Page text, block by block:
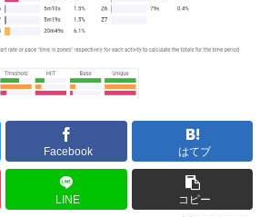
Facebook はてブ
LINE コピー